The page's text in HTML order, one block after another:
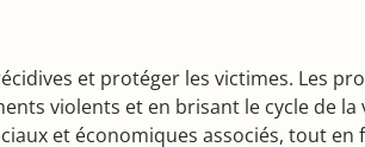
et protéger les victimes. Les
violents et en brisant le cycle de la
et économiques associés, tout